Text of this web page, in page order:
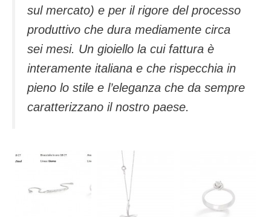
sul mercato) e per il rigore del processo
produttivo che dura mediamente circa
sei mesi. Un gioiello la cui fattura è
interamente italiana e che rispecchia in
pieno lo stile e l’eleganza che da sempre
caratterizzano il nostro paese.